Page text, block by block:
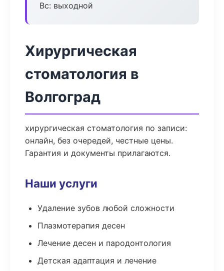
Вс: выходной
Хирургическая
стоматология в
Волгоград
хирургическая стоматология по записи:
онлайн, без очередей, честные цены.
Гарантия и документы прилагаются.
Наши услуги
Удаление зубов любой сложности
Плазмотерапия десен
Лечение десен и пародонтология
Детская адаптация и лечение